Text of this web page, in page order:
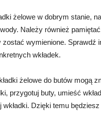
żelowe w dobrym stanie,
wody. Należy również
wymienione. Sprawdź
wkładek.
żelowe do butów mogą
przygotuj buty, umieść
wkładki. Dzięki temu